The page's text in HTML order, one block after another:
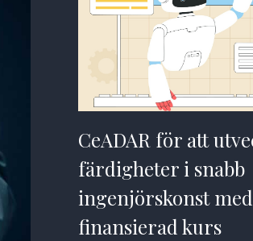
CeADAR för att
färdigheter i snabb
ingenjörskonst med
finansierad kurs